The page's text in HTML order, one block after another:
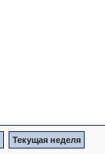
Текущая неделя